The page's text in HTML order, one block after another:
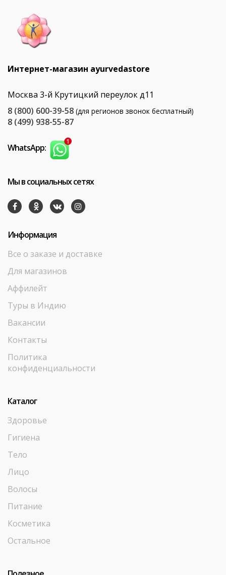
Интернет-магазин ayurvedastore
Москва 3-й Крутицкий переулок д11
8 (800) 600-39-58 (для регионов звонок бесплатный)
8 (499) 938-55-87
WhatsApp:
Мы в социальных сетях
Информация
Все о заказе и доставке
Для магазинов
Аффилейт
Туры в Индию
Вакансии
Контакты
Политика
конфиденциальности
Каталог
Здоровье
Гигиена
Тело
Лицо
Волосы
Питание
Косметика
Остальное